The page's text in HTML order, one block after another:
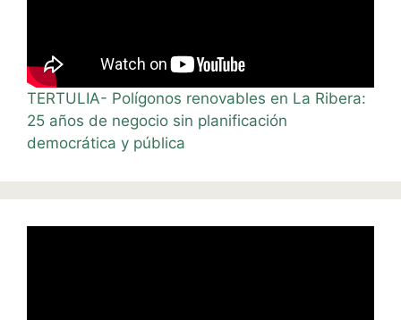
TERTULIA- Polígonos renovables en La Ribera:
25 años de negocio sin planificación
democrática y pública